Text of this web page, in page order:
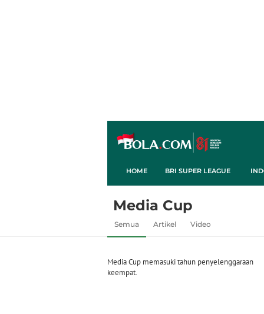
HOME BRI SUPER LEAGUE
Media Cup
Semua Artikel Video
Media Cup memasuki tahun penyelenggaraan
keempat.